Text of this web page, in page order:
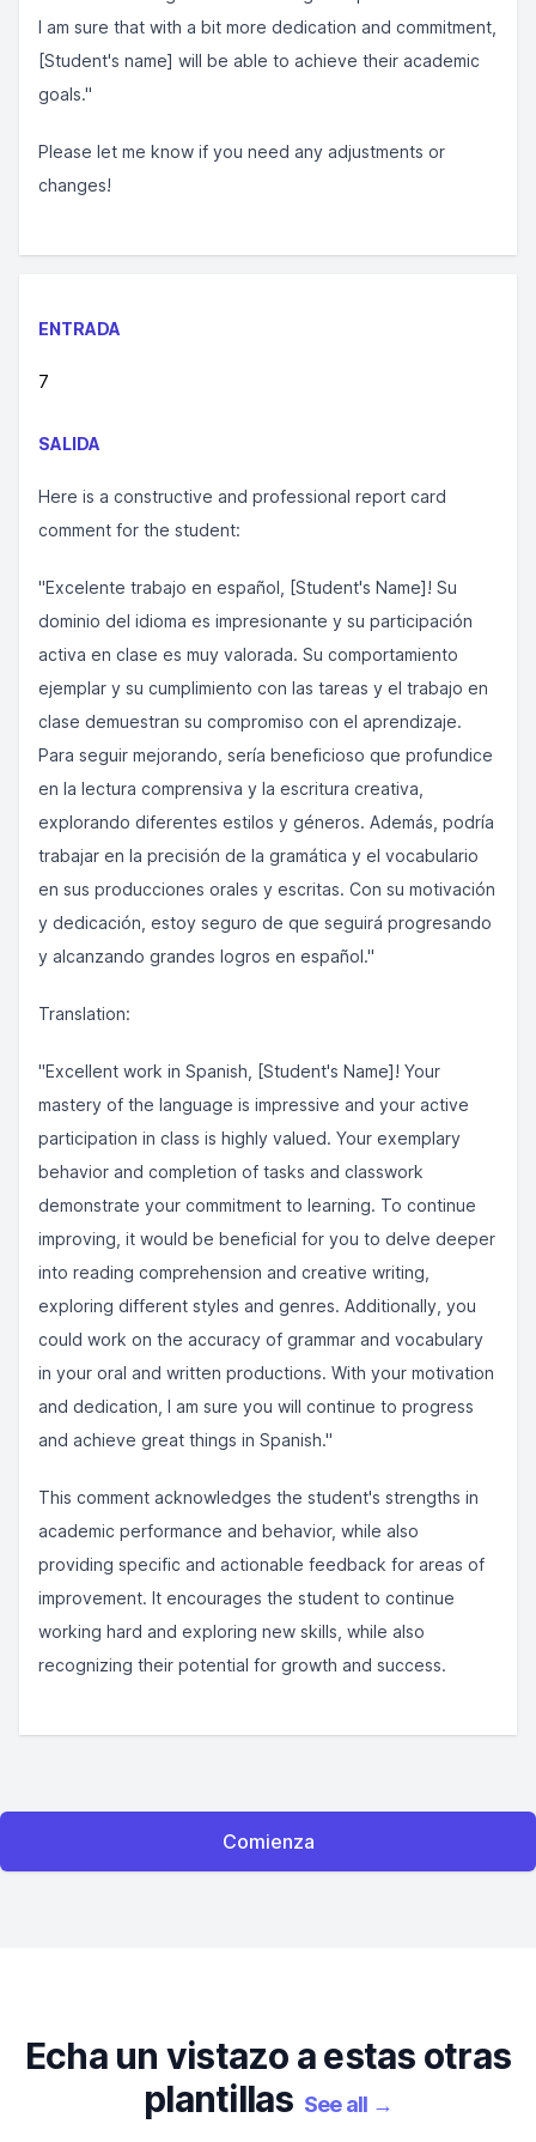
I am sure that with a bit more dedication and commitment,
[Student's name] will be able to achieve their academic
goals."
Please let me know if you need any adjustments or
changes!
ENTRADA
7
SALIDA
Here is a constructive and professional report card
comment for the student:
"Excelente trabajo en español, [Student's Name]! Su
dominio del idioma es impresionante y su participación
activa en clase es muy valorada. Su comportamiento
ejemplar y su cumplimiento con las tareas y el trabajo en
clase demuestran su compromiso con el aprendizaje.
Para seguir mejorando, sería beneficioso que profundice
en la lectura comprensiva y la escritura creativa,
explorando diferentes estilos y géneros. Además, podría
trabajar en la precisión de la gramática y el vocabulario
en sus producciones orales y escritas. Con su motivación
y dedicación, estoy seguro de que seguirá progresando
y alcanzando grandes logros en español."
Translation:
"Excellent work in Spanish, [Student's Name]! Your
mastery of the language is impressive and your active
participation in class is highly valued. Your exemplary
behavior and completion of tasks and classwork
demonstrate your commitment to learning. To continue
improving, it would be beneficial for you to delve deeper
into reading comprehension and creative writing,
exploring different styles and genres. Additionally, you
could work on the accuracy of grammar and vocabulary
in your oral and written productions. With your motivation
and dedication, I am sure you will continue to progress
and achieve great things in Spanish."
This comment acknowledges the student's strengths in
academic performance and behavior, while also
providing specific and actionable feedback for areas of
improvement. It encourages the student to continue
working hard and exploring new skills, while also
recognizing their potential for growth and success.
Comienza
Echa un vistazo a estas otras
plantillas See all →